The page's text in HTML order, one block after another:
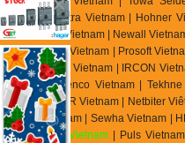
Vietnam | Eltra Vietnam | Hohner
Beisensors Vietnam | Newall
Weidemann Vietnam | Prosoft
Keller M S R Vietnam | IRCON
Vietnam | Jenco Vietnam |
Vietnam | IMR Vietnam | Netbiter
Migun Vietnam | Sewha Vietnam |
|EBMpapst Vietnam | Puls